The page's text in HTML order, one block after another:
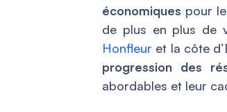
économiques pour
de plus en plus de
Honfleur et la côte
progression des
abordables et leur